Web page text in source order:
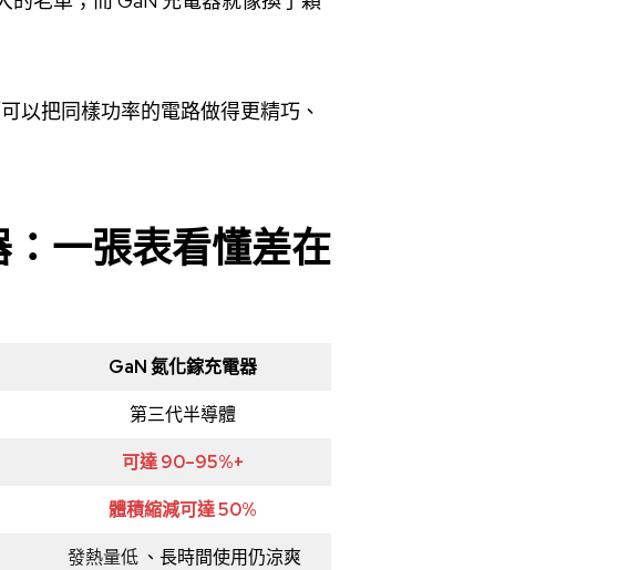
以把同樣功率的電路做得更精巧、
一張表看懂差在
GaN 氮化鎵充電器
第三代半導體
可達 90–95%+
體積縮減可達 50%
發熱量低 、長時間使用仍涼爽